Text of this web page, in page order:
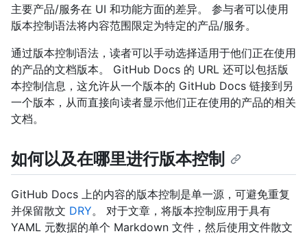
主要产品/服务在 UI 和功能方面的差异。 参与者可以使用
版本控制语法将内容范围限定为特定的产品/服务。
通过版本控制语法，读者可以手动选择适用于他们正在使用
的产品的文档版本。 GitHub Docs 的 URL 还可以包括版
本控制信息，这允许从一个版本的 GitHub Docs 链接到另
一个版本，从而直接向读者显示他们正在使用的产品的相关
文档。
如何以及在哪里进行版本控制
GitHub Docs 上的内容的版本控制是单一源，可避免重复
并保留散文 DRY。 对于文章，将版本控制应用于具有
YAML 元数据的单个 Markdown 文件，然后使用文件散文